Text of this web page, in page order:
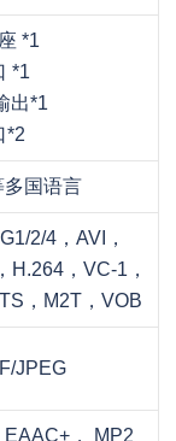
*1
*1
出*1
*2
多国语言
2/4，AVI，
H.264，VC-1，
，M2T，VOB
JPEG
EAAC+， MP2